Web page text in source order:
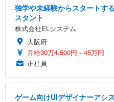
独学や未経験からスタートす
スタント
株式会社ELシステム
大阪府
月給30万4,500円～45万円
正社員
ゲーム向けUIデザイナーアシ